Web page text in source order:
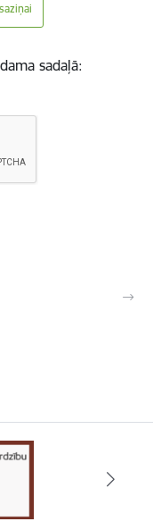
sadaļā: